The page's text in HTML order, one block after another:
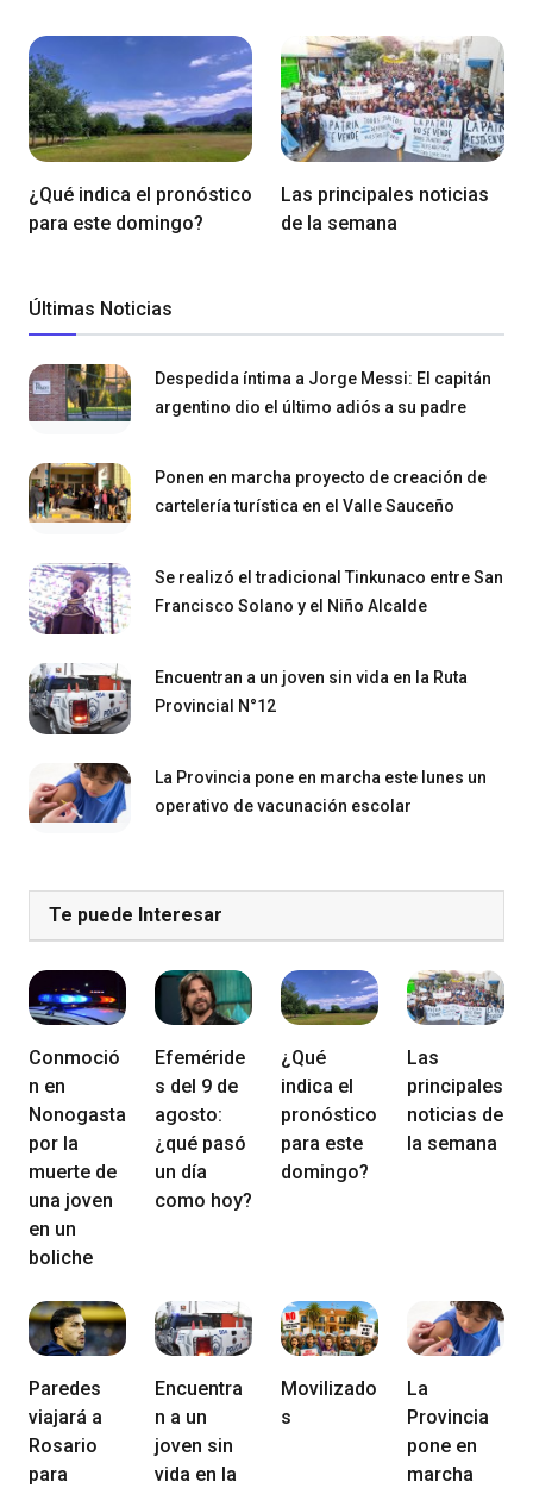
¿Qué indica el pronóstico
para este domingo?
Las principales noticias
de la semana
Últimas Noticias
Despedida íntima a Jorge Messi: El capitán
argentino dio el último adiós a su padre
Ponen en marcha proyecto de creación de
cartelería turística en el Valle Sauceño
Se realizó el tradicional Tinkunaco entre San
Francisco Solano y el Niño Alcalde
Encuentran a un joven sin vida en la Ruta
Provincial N°12
La Provincia pone en marcha este lunes un
operativo de vacunación escolar
Te puede Interesar
Conmoció
n en
Nonogasta
por la
muerte de
una joven
en un
boliche
Efeméride
s del 9 de
agosto:
¿qué pasó
un día
como hoy?
¿Qué
indica el
pronóstico
para este
domingo?
Las
principales
noticias de
la semana
Paredes
viajará a
Rosario
para
Encuentra
n a un
joven sin
vida en la
Movilizado
s
La
Provincia
pone en
marcha